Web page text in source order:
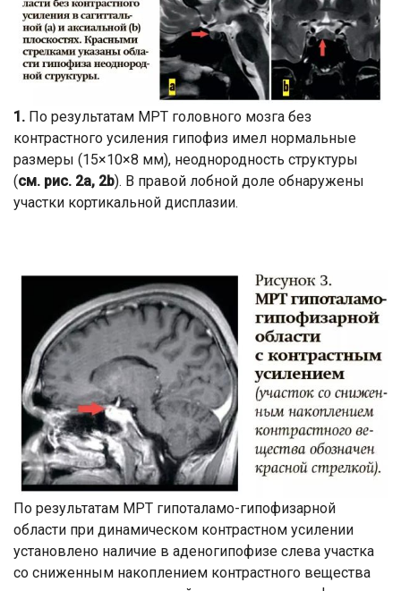
1. По результатам МРТ головного мозга без
контрастного усиления гипофиз имел нормальные
размеры (15×10×8 мм), неоднородность структуры
(см. рис. 2a, 2b). В правой лобной доле обнаружены
участки кортикальной дисплазии.
По результатам МРТ гипоталамо-гипофизарной
области при динамическом контрастном усилении
установлено наличие в аденогипофизе слева участка
со сниженным накоплением контрастного вещества